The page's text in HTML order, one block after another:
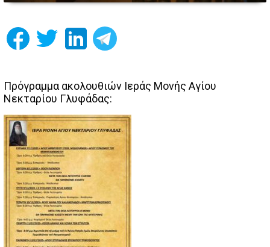
Πρόγραμμα ακολουθιών Ιεράς Μονής Αγίου
Νεκταρίου Γλυφάδας: